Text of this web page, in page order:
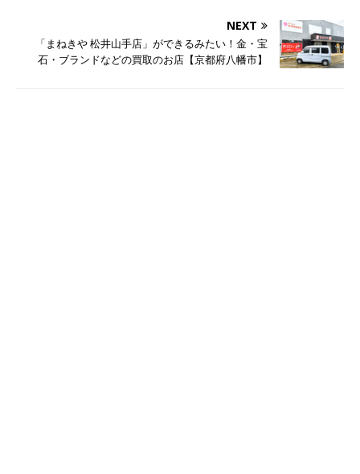
NEXT
「まねきや 松井山手店」ができるみたい！金・宝
石・ブランドなどの買取のお店【京都府八幡市】